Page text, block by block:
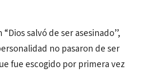
salvó de ser asesinado”,
no pasaron de ser
fue escogido por primera vez